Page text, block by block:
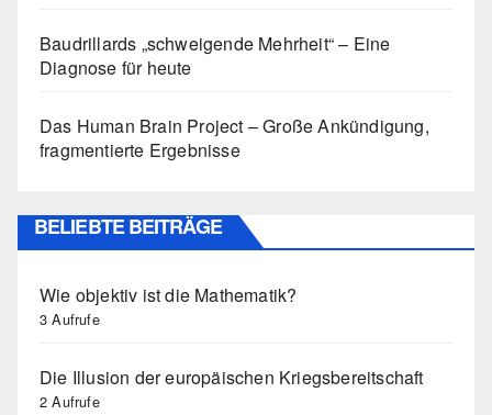
Baudrillards „schweigende Mehrheit“ – Eine
Diagnose für heute
Das Human Brain Project – Große Ankündigung,
fragmentierte Ergebnisse
BELIEBTE BEITRÄGE
Wie objektiv ist die Mathematik?
3 Aufrufe
Die Illusion der europäischen Kriegsbereitschaft
2 Aufrufe